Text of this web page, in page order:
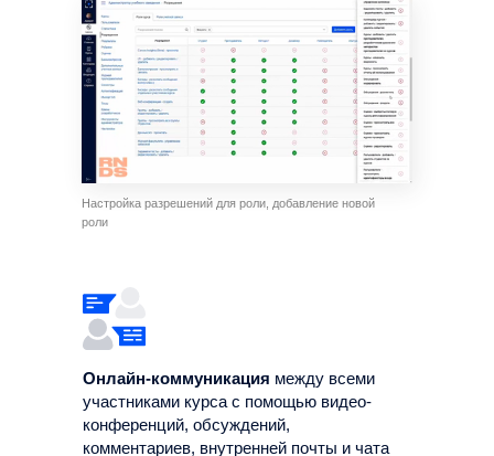
Онлайн-коммуникация между всеми
участниками курса с помощью видео-
конференций, обсуждений,
комментариев, внутренней почты и чата
Настройка разрешений для роли, добавление новой
роли